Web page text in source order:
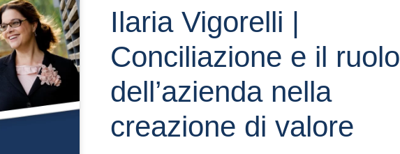
Ilaria Vigorelli |
Conciliazione e il ruolo
dell’azienda nella
creazione di valore